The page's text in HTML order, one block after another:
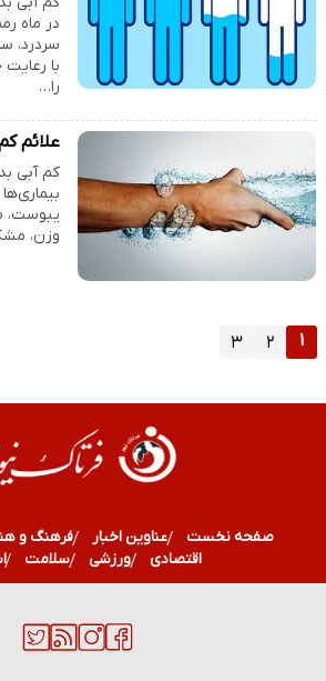
در ماه
سردرد،
با
را…
علائم
کم آبی
یبوست،
وزن،
۱ ۲ ۳
صفحه نخست عناوین اخبار فرهنگ و
اقتصادی
ورزشی سلامت